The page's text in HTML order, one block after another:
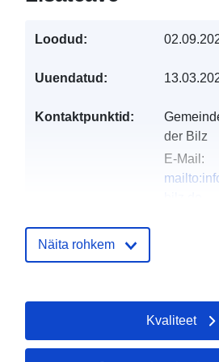
Loodud:
Uuendatud:
Kontaktpunktid:
der Bilz
E-Mail:
URL:
http://
bilz.de
Näita rohkem
Kvaliteet